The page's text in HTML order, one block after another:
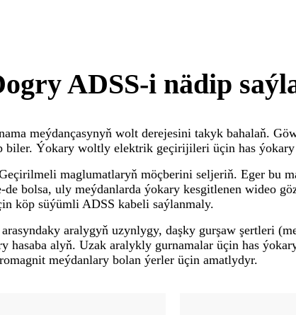
ADSS-i nädip
meýdançasynyň wolt derejesini takyk bahalaň.
biler. Ýokary woltly elektrik geçirijileri üçin has
maglumatlaryň möçberini seljeriň. Eger bu
bolsa, uly meýdanlarda ýokary kesgitlenen wideo
köp süýümli ADSS kabeli saýlanmaly.
aralygyň uzynlygy, daşky gurşaw şertleri
alyň. Uzak aralykly gurnamalar üçin has
meýdanlary bolan ýerler üçin amatlydyr.